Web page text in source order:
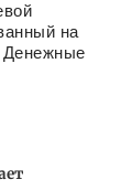
на
Денежные